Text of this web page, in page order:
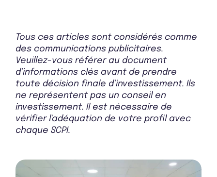
Tous ces articles sont considérés comme
des communications publicitaires.
Veuillez-vous référer au document
d’informations clés avant de prendre
toute décision finale d’investissement. Ils
ne représentent pas un conseil en
investissement. Il est nécessaire de
vérifier l'adéquation de votre profil avec
chaque SCPI.